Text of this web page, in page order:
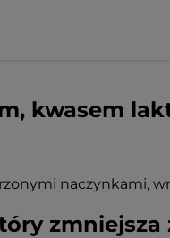
kwasem
naczynkami,
zmniejsza